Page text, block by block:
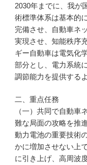
2030年までに、我が
術標準体系は基本的
完備させ、自動車ネ
実現させ、知能秩序
ギー自動車は電気化
部分とし、電力系統
調節能力を提供する
二、重点任務
（一）共同で自動車
難な局面の攻略を推
動力電池の重要技術
かに増加させない上
に引き上げ、高周波